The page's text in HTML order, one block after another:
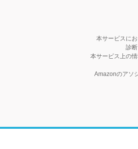
本サービスに
診
本サービス上の
Amazonのアソ